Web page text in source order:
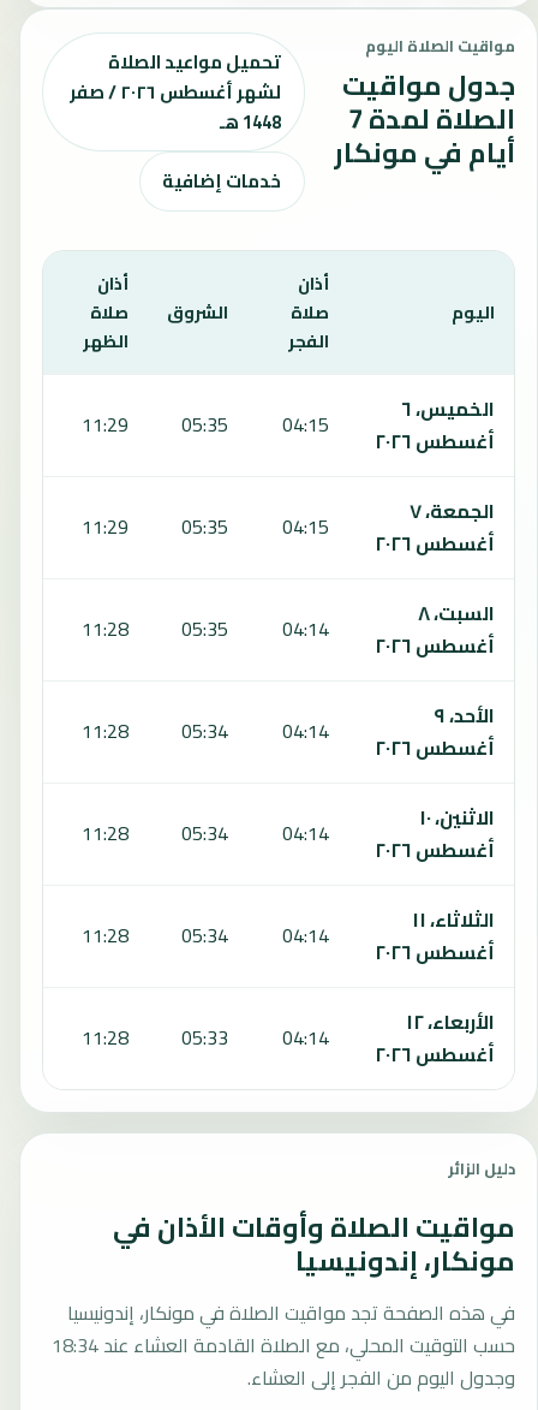
مواقيت الصلاة اليوم
جدول مواقيت
الصلاة لمدة 7
أيام في مونكار
تحميل مواعيد الصلاة
لشهر أغسطس ٢٠٢٦ / صفر
1448 هـ
خدمات إضافية
اليوم
أذان
صلاة
الفجر
الشروق
أذان
صلاة
الظهر
الخميس، ٦
أغسطس ٢٠٢٦
04:15
05:35
11:29
الجمعة، ٧
أغسطس ٢٠٢٦
04:15
05:35
11:29
السبت، ٨
أغسطس ٢٠٢٦
04:14
05:35
11:28
الأحد، ٩
أغسطس ٢٠٢٦
04:14
05:34
11:28
الاثنين، ١٠
أغسطس ٢٠٢٦
04:14
05:34
11:28
الثلاثاء، ١١
أغسطس ٢٠٢٦
04:14
05:34
11:28
الأربعاء، ١٢
أغسطس ٢٠٢٦
04:14
05:33
11:28
دليل الزائر
مواقيت الصلاة وأوقات الأذان في
مونكار، إندونيسيا
في هذه الصفحة تجد مواقيت الصلاة في مونكار، إندونيسيا
حسب التوقيت المحلي، مع الصلاة القادمة العشاء عند 18:34
وجدول اليوم من الفجر إلى العشاء.